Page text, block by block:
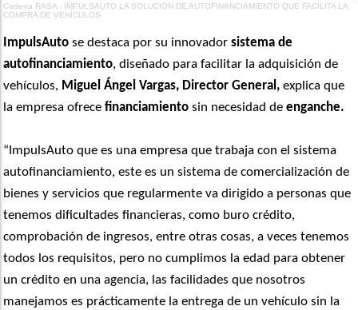
Cadena RASA · IMPULSAUTO LA SOLUCIÓN DE AUTOFINANCIAMIENTO QUE FACILITA LA
COMPRA DE VEHÍCULOS
ImpulsAuto se destaca por su innovador sistema de
autofinanciamiento, diseñado para facilitar la adquisición de
vehículos, Miguel Ángel Vargas, Director General, explica que
la empresa ofrecefinanciamientosin necesidad deenganche.
“ImpulsAuto que es una empresa que trabaja con el sistema
autofinanciamiento, este es un sistema de comercialización de
bienes y servicios que regularmente va dirigido a personas que
tenemos dificultades financieras, como buro crédito,
comprobación de ingresos, entre otras cosas, a veces tenemos
todos los requisitos, pero no cumplimos la edad para obtener
un crédito en una agencia, las facilidades que nosotros
manejamos es prácticamente la entrega de un vehículo sin la